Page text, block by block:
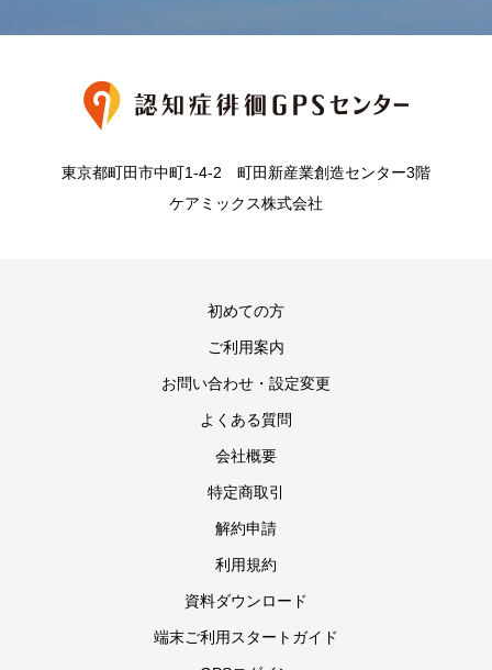
東京都町田市中町1-4-2 町田新産業創造センター3階
ケアミックス株式会社
初めての方
ご利用案内
お問い合わせ・設定変更
よくある質問
会社概要
特定商取引
解約申請
利用規約
資料ダウンロード
端末ご利用スタートガイド